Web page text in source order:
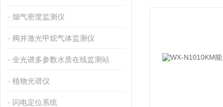
烟气密度监测仪
阀井激光甲烷气体监测仪
全光谱多参数水质在线监测站
植物光谱仪
闪电定位系统